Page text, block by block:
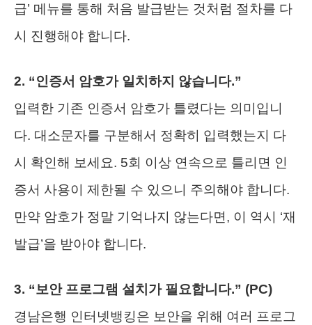
급’ 메뉴를 통해 처음 발급받는 것처럼 절차를 다
시 진행해야 합니다.
2. “인증서 암호가 일치하지 않습니다.”
입력한 기존 인증서 암호가 틀렸다는 의미입니
다. 대소문자를 구분해서 정확히 입력했는지 다
시 확인해 보세요. 5회 이상 연속으로 틀리면 인
증서 사용이 제한될 수 있으니 주의해야 합니다.
만약 암호가 정말 기억나지 않는다면, 이 역시 ‘재
발급’을 받아야 합니다.
3. “보안 프로그램 설치가 필요합니다.” (PC)
경남은행 인터넷뱅킹은 보안을 위해 여러 프로그